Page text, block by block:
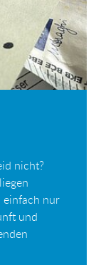
nicht?
einfach nur
und